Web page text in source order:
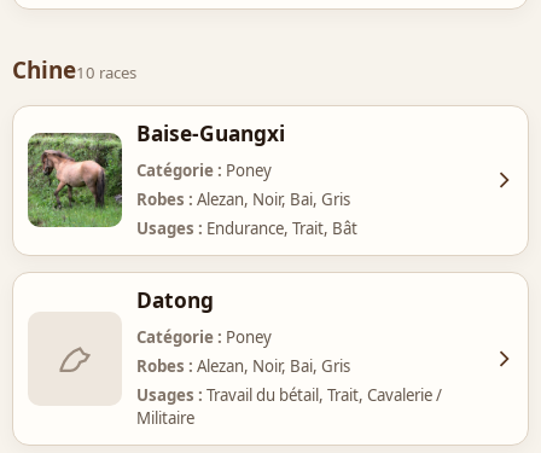
Chine10 races
Baise-Guangxi
Catégorie
Poney
Robes
Alezan, Noir, Bai, Gris
Usages
Endurance, Trait, Bât
Datong
Catégorie
Poney
Robes
Alezan, Noir, Bai, Gris
Usages
Travail du bétail, Trait, Cavalerie /
Militaire